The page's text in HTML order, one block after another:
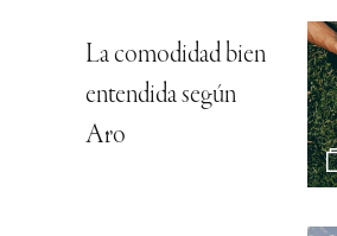
La comodidad bien
entendida según
Aro